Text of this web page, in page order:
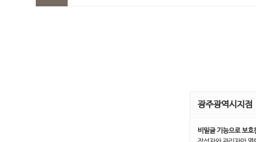
광주광역시지점
비밀글 기능으로 보호